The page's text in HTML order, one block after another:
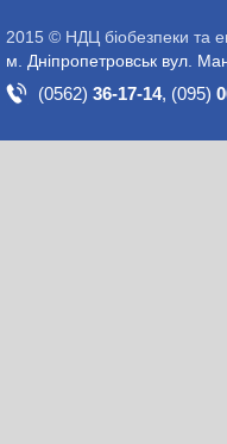
2015 © НДЦ біобезпеки та
м. Дніпропетровськ вул.
(0562) 36-17-14, (095)